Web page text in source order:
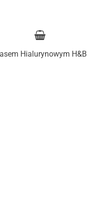
Hialurynowym H&B